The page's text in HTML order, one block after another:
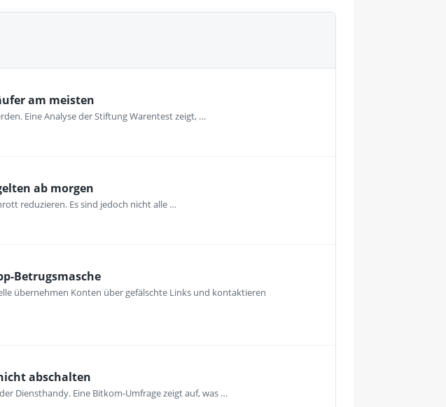
am meisten
Eine Analyse der Stiftung Warentest zeigt, …
ab morgen
reduzieren. Es sind jedoch nicht alle …
Betrugsmasche
übernehmen Konten über gefälschte Links und kontaktieren
abschalten
Diensthandy. Eine Bitkom-Umfrage zeigt auf, was …